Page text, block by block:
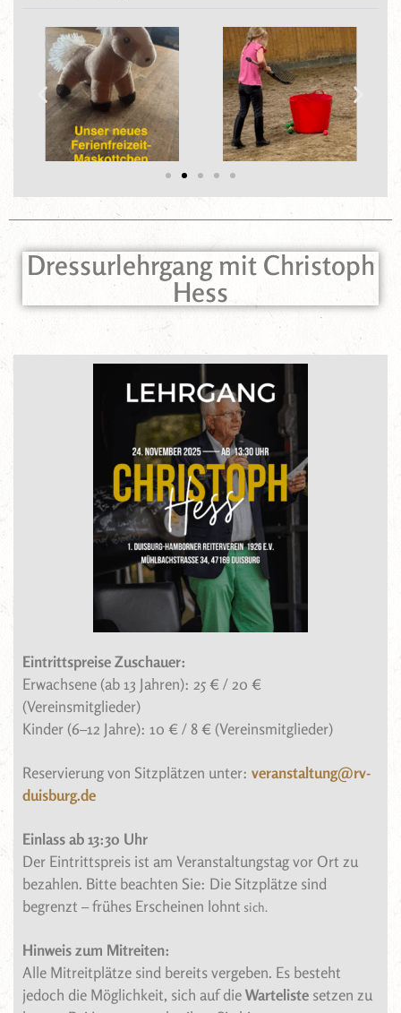
Dressurlehrgang mit Christoph
Hess
Eintrittspreise Zuschauer:
Erwachsene (ab 13 Jahren): 25 € / 20 €
(Vereinsmitglieder)
Kinder (6–12 Jahre): 10 € / 8 € (Vereinsmitglieder)
Reservierung von Sitzplätzen unter: veranstaltung@rv-
duisburg.de
Einlass ab 13:30 Uhr
Der Eintrittspreis ist am Veranstaltungstag vor Ort zu
bezahlen. Bitte beachten Sie: Die Sitzplätze sind
begrenzt – frühes Erscheinen lohnt sich.
Hinweis zum Mitreiten:
Alle Mitreitplätze sind bereits vergeben. Es besteht
jedoch die Möglichkeit, sich auf dieWarteliste setzen zu